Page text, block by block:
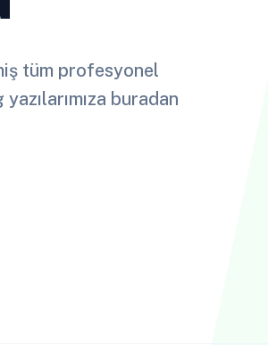
tüm profesyonel
buradan